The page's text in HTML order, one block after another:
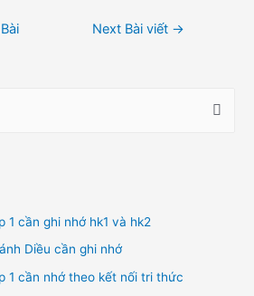
Next Bài viết →
cần ghi nhớ hk1 và hk2
Diều cần ghi nhớ
1 cần nhớ theo kết nối tri thức